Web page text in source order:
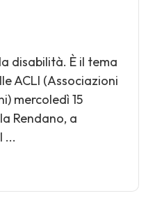
disabilità. È il tema
ACLI (Associazioni
mercoledì 15
Rendano, a
...